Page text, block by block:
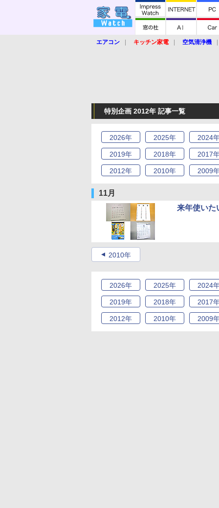
エアコン キッチン家電
空気清浄機
特別企画 2012年 記事一覧
2026年 2025年 2024
2019年 2018年 2017
2012年 2010年 2009
11月
来年使いた
2010年
2026年 2025年 2024
2019年 2018年 2017
2012年 2010年 2009